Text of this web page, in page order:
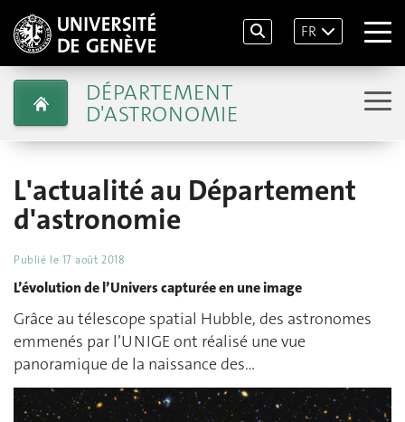
FR
DÉPARTEMENT
D'ASTRONOMIE
L'actualité au Département
d'astronomie
Publié le 17 août 2018
L’évolution de l’Univers capturée en une image
Grâce au télescope spatial Hubble, des astronomes
emmenés par l’UNIGE ont réalisé une vue
panoramique de la naissance des…